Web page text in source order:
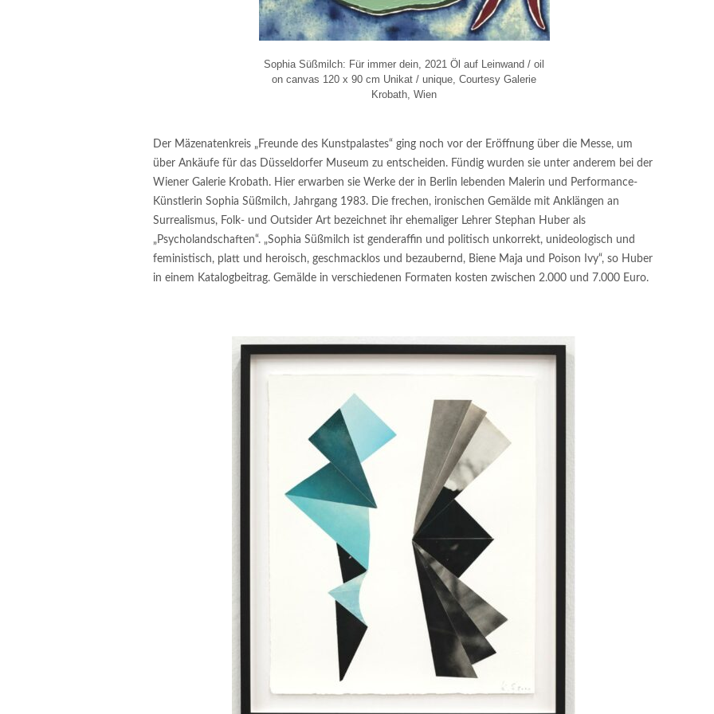
Sophia Süßmilch: Für immer dein, 2021 Öl auf Leinwand / oil
on canvas 120 x 90 cm Unikat / unique, Courtesy Galerie
Krobath, Wien
Der Mäzenatenkreis „Freunde des Kunstpalastes“ ging noch vor der Eröffnung über die Messe, um
über Ankäufe für das Düsseldorfer Museum zu entscheiden. Fündig wurden sie unter anderem bei der
Wiener Galerie Krobath. Hier erwarben sie Werke der in Berlin lebenden Malerin und Performance-
Künstlerin Sophia Süßmilch, Jahrgang 1983. Die frechen, ironischen Gemälde mit Anklängen an
Surrealismus, Folk- und Outsider Art bezeichnet ihr ehemaliger Lehrer Stephan Huber als
„Psycholandschaften“. „Sophia Süßmilch ist genderaffin und politisch unkorrekt, unideologisch und
feministisch, platt und heroisch, geschmacklos und bezaubernd, Biene Maja und Poison Ivy“, so Huber
in einem Katalogbeitrag. Gemälde in verschiedenen Formaten kosten zwischen 2.000 und 7.000 Euro.